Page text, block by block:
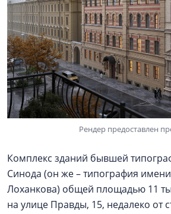
Рендер предоставлен
Комплекс зданий бывшей
Синода (он же – типография
Лоханкова) общей площадью 11
на улице Правды, 15, недалеко от